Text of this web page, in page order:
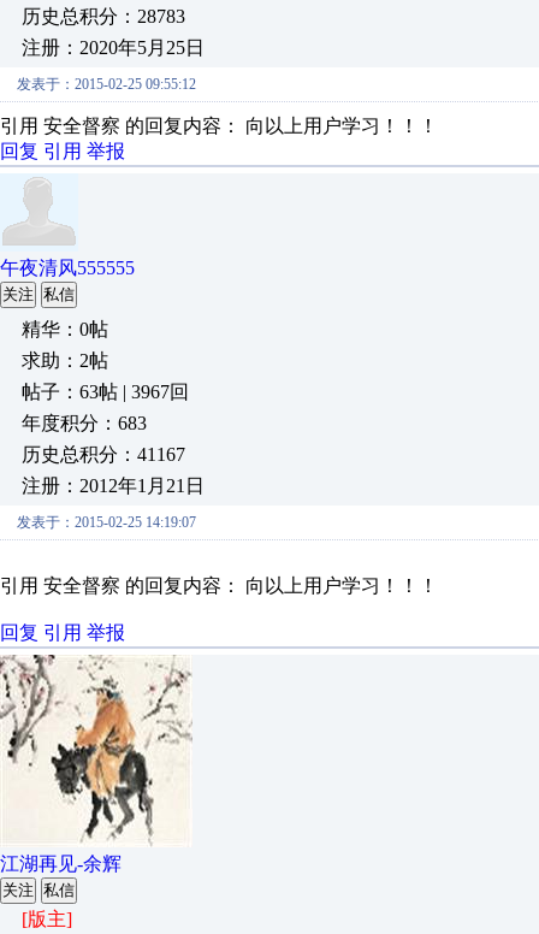
历史总积分：28783
注册：2020年5月25日
发表于：2015-02-25 09:55:12
引用 安全督察 的回复内容： 向以上用户学习！！！
回复 引用 举报
午夜清风555555
关注 私信
精华：0帖
求助：2帖
帖子：63帖 | 3967回
年度积分：683
历史总积分：41167
注册：2012年1月21日
发表于：2015-02-25 14:19:07
引用 安全督察 的回复内容： 向以上用户学习！！！
回复 引用 举报
江湖再见-余辉
关注 私信
[版主]